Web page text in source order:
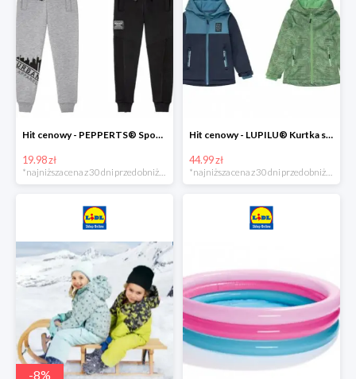
Hit cenowy - PEPPERTS® Spodnie dresowe chłopięce, 1 para
19.98 zł
Hit cenowy - LUPILU® Kurtka softshell chłopięca, 1 sztuka
44.99 zł
-8%